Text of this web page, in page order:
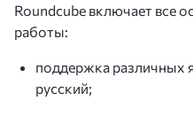
Roundcube включает все
работы:
поддержка различных
русский;